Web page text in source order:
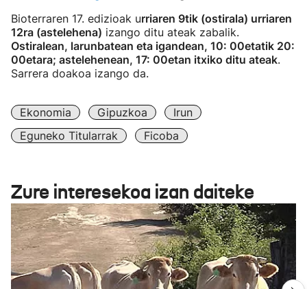
Bioterraren 17. edizioak urriaren 9tik (ostirala) urriaren
12ra (astelehena) izango ditu ateak zabalik.
Ostiralean, larunbatean eta igandean, 10: 00etatik 20:
00etara; astelehenean, 17: 00etan itxiko ditu ateak.
Sarrera doakoa izango da.
Ekonomia Gipuzkoa
Irun
Eguneko Titularrak
Ficoba
Zure interesekoa izan daiteke